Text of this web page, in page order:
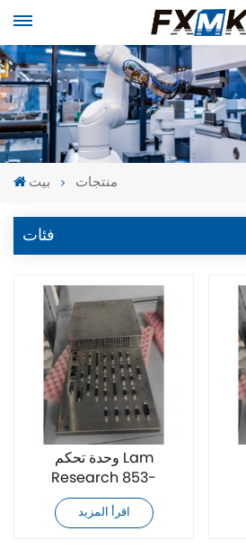
بيت منتجات
فئات
وحدة تحكم Lam
Research 853-
100000-005 جديدة تمامًا
اقرأ المزيد